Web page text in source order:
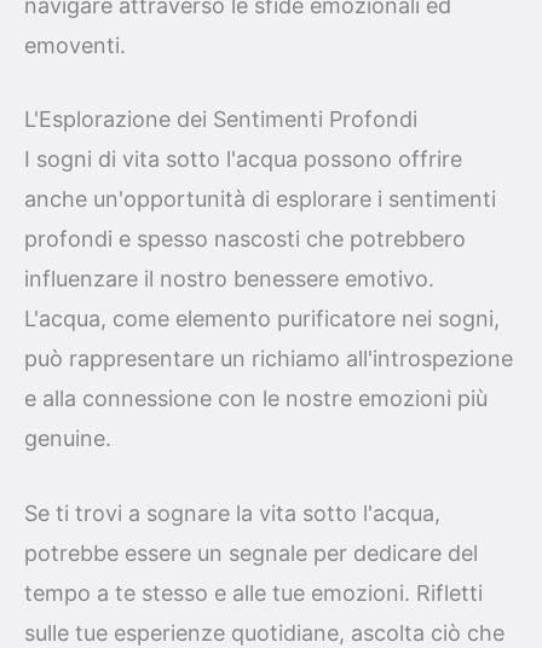
emoventi.
L'Esplorazione dei Sentimenti Profondi
I sogni di vita sotto l'acqua possono offrire
anche un'opportunità di esplorare i sentimenti
profondi e spesso nascosti che potrebbero
influenzare il nostro benessere emotivo.
L'acqua, come elemento purificatore nei sogni,
può rappresentare un richiamo all'introspezione
e alla connessione con le nostre emozioni più
genuine.
Se ti trovi a sognare la vita sotto l'acqua,
potrebbe essere un segnale per dedicare del
tempo a te stesso e alle tue emozioni. Rifletti
sulle tue esperienze quotidiane, ascolta ciò che